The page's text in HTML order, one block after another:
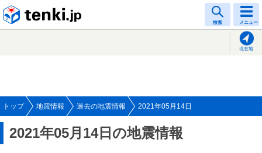
検索 メニュー
現在地
トップ 地震情報 過去の地震情報 2021年05月14日
2021年05月14日の地震情報